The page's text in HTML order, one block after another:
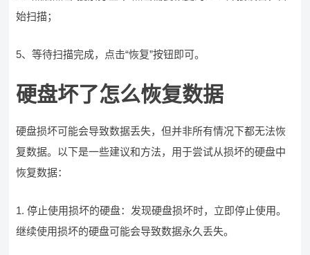
始扫描；
5、等待扫描完成，点击“恢复”按钮即可。
硬盘坏了怎么恢复数据
硬盘损坏可能会导致数据丢失，但并非所有情况下都无法恢
复数据。以下是一些建议和方法，用于尝试从损坏的硬盘中
恢复数据：
1. 停止使用损坏的硬盘：发现硬盘损坏时，立即停止使用。
继续使用损坏的硬盘可能会导致数据永久丢失。